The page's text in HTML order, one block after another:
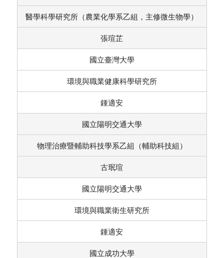
醫學科學研究所（農業化學系乙組，主修微生物學）
張瑄芷
國立臺灣大學
環境與職業健康科學研究所
鍾適安
國立陽明交通大學
物理治療暨輔助科技學系乙組（輔助科技組）
古珉瑄
國立陽明交通大學
環境與職業衛生研究所
鍾適安
國立成功大學